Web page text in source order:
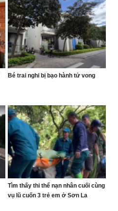
Bé trai nghi bị bạo hành tử vong
Tìm thấy thi thể nạn nhân cuối cùng
vụ lũ cuốn 3 trẻ em ở Sơn La